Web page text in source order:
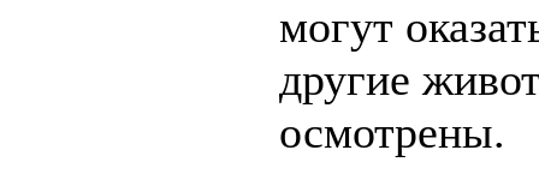
могут
другие
осмотрены.